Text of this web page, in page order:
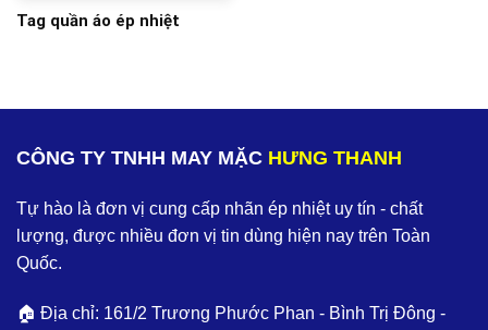
Tag quần áo ép nhiệt
CÔNG TY TNHH MAY MẶC HƯNG THANH
Tự hào là đơn vị cung cấp nhãn ép nhiệt uy tín - chất
lượng, được nhiều đơn vị tin dùng hiện nay trên Toàn
Quốc.
🏠 Địa chỉ: 161/2 Trương Phước Phan - Bình Trị Đông -